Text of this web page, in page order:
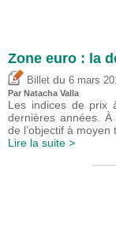
Zone euro : la
Billet du 6 mars
Par Natacha Valla
Les indices de prix
dernières années.
de l’objectif à
Lire la suite >